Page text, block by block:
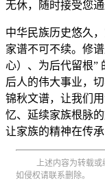
无休，随时接受您
中华民族历史悠久
家谱不可不续。修
心）、为后代留根”
后人的伟大事业，
锦秋文谱，让我们
忆、延续家族根脉
让家族的精神在传承
上述内容为转载或
如侵权请联系删除。